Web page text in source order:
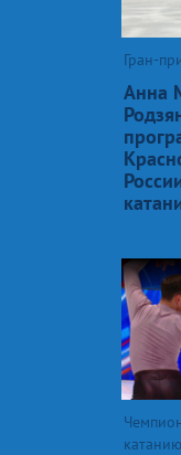
Гран-
Анна